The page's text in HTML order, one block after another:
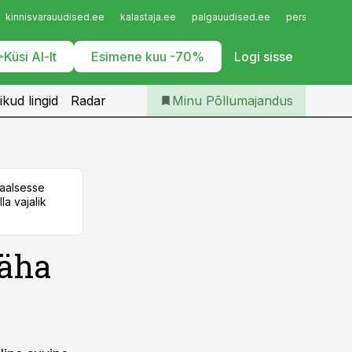
kinnisvarauudised.ee kalastaja.ee palgauudised.ee
Küsi AI-lt Esimene kuu -70% Logi sisse
Iseteenindus
Telli Põllumajandus
lingid Radar Minu Põllumajandus
vajalik